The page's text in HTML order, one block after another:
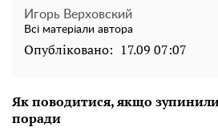
Игорь Верховский
Всі матеріали автора
Опубліковано: 17.09 07:07
Як поводитися, якщо
поради